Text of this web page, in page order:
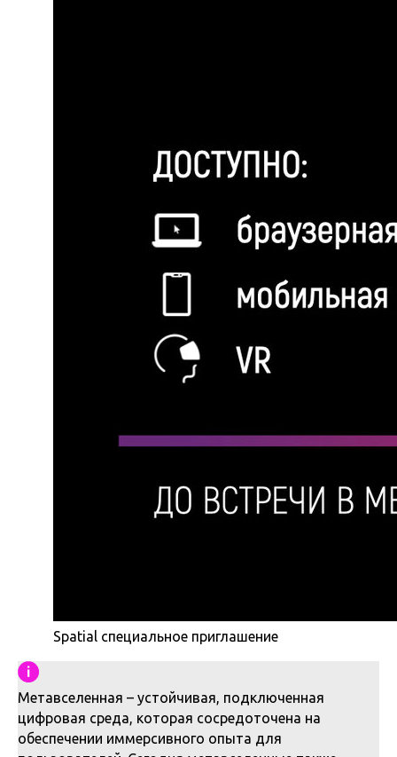
Spatial специальное приглашение
Метавселенная – устойчивая, подключенная
цифровая среда, которая сосредоточена на
обеспечении иммерсивного опыта для